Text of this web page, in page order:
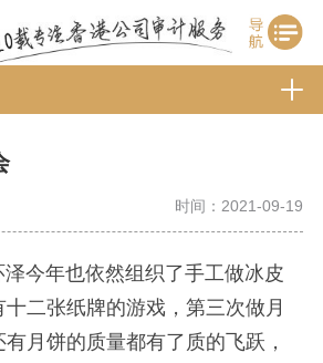
时间：2021-09-19
今年也依然组织了手工做冰皮
十二张纸牌的游戏，第三次做月
月饼的质量都有了质的飞跃，